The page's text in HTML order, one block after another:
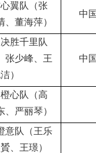
翼队（张
、董海萍）
中
胜千里队
张少峰、王
）
中
心队（高
、严丽琴）
意队（王乐
、王璟）